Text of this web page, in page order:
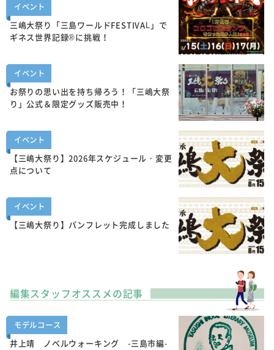
イベント
三嶋大祭り「三島ワールドFESTIVAL」で
ギネス世界記録®に挑戦！
イベント
お祭りの思い出を持ち帰ろう！「三嶋大祭
り」公式＆限定グッズ販売中！
イベント
【三嶋大祭り】2026年スケジュール・変更
点について
イベント
【三嶋大祭り】パンフレット完成しました
編集スタッフオススメの記事
モデルコース
井上靖 ノベルウォーキング -三島市編-